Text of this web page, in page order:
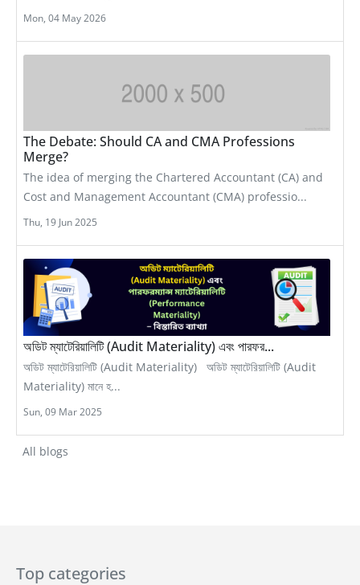
Mon, 04 May 2026
The Debate: Should CA and CMA Professions
Merge?
The idea of merging the Chartered Accountant (CA) and
Cost and Management Accountant (CMA) professio...
Thu, 19 Jun 2025
অডিট ম্যাটেরিয়ালিটি (Audit Materiality) এবং পারফর...
অডিট ম্যাটেরিয়ালিটি (Audit Materiality) অডিট ম্যাটেরিয়ালিটি (Audit
Materiality) মানে হ...
Sun, 09 Mar 2025
All blogs
Top categories